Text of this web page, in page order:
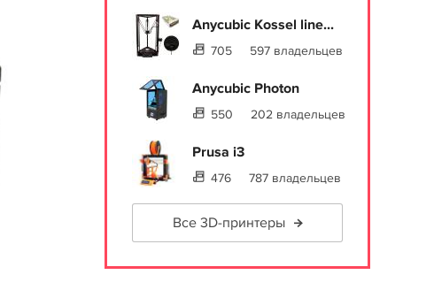
Anycubic Kossel line...
705 597 владельцев
Anycubic Photon
550 202 владельцев
Prusa i3
476 787 владельцев
Все 3D-принтеры